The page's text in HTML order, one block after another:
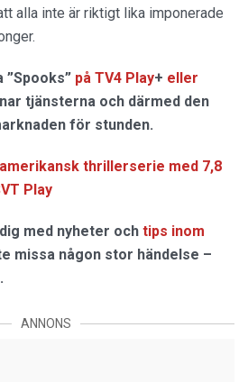
alla inte är riktigt lika imponerade
”Spooks” på TV4 Play+ eller
tjänsterna och därmed den
för stunden.
thrillerserie med 7,8
Play
med nyheter och tips inom
missa någon stor händelse –
.
ANNONS